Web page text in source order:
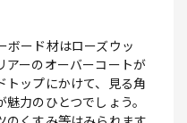
ボード材はローズウッ
アーのオーバーコートが
トップにかけて、見る角
力のひとつでしょう。